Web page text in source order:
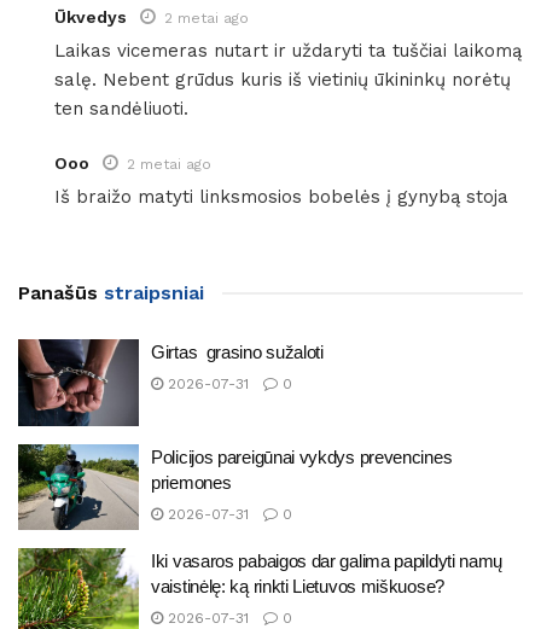
Ūkvedys 2 metai ago
Laikas vicemeras nutart ir uždaryti ta tuščiai laikomą
salę. Nebent grūdus kuris iš vietinių ūkininkų norėtų
ten sandėliuoti.
Ooo 2 metai ago
Iš braižo matyti linksmosios bobelės į gynybą stoja
Panašūs straipsniai
Girtas grasino sužaloti
2026-07-31 0
Policijos pareigūnai vykdys prevencines
priemones
2026-07-31 0
Iki vasaros pabaigos dar galima papildyti namų
vaistinėlę: ką rinkti Lietuvos miškuose?
2026-07-31 0